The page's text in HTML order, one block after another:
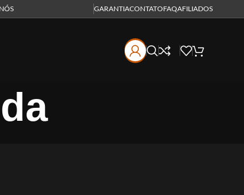
GARANTIACONTATOFAQAFILIADOS